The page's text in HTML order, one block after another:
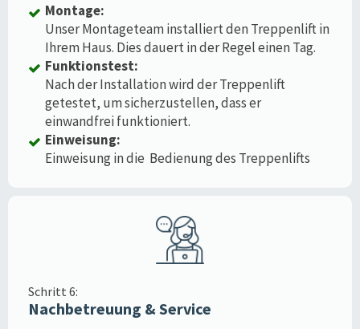
Montage:
Unser Montageteam installiert den Treppenlift in
Ihrem Haus. Dies dauert in der Regel einen Tag.
Funktionstest:
Nach der Installation wird der Treppenlift
getestet, um sicherzustellen, dass er
einwandfrei funktioniert.
Einweisung:
Einweisung in die Bedienung des Treppenlifts
Schritt 6:
Nachbetreuung & Service